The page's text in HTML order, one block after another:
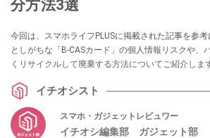
分方法3選
今回は、スマホライフPLUSに掲載された記事を参
としがちな「B-CASカード」の個人情報リスクや、
くリサイクルして廃棄する方法についてご紹介しま
イチオシスト
スマホ・ガジェットレビュワー
イチオシ編集部 ガジェット部